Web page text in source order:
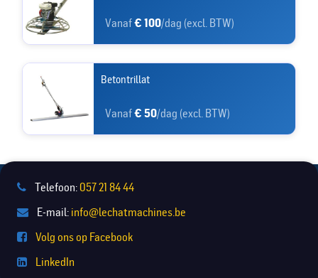
Vanaf€ 100/dag (excl. BTW)
Betontrillat
Vanaf€ 50/dag (excl. BTW)
Telefoon: 057 21 84 44
E-mail: info@lechatmachines.be
Volg ons op Facebook
LinkedIn